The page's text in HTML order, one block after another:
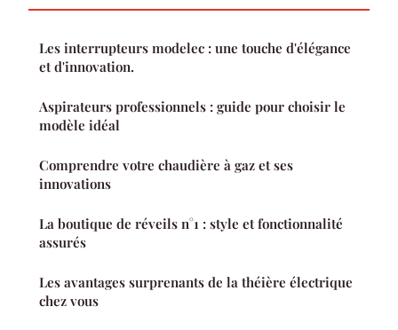
Les interrupteurs modelec : une touche d'élégance
et d'innovation.
Aspirateurs professionnels : guide pour choisir le
modèle idéal
Comprendre votre chaudière à gaz et ses
innovations
La boutique de réveils n°1 : style et fonctionnalité
assurés
Les avantages surprenants de la théière électrique
chez vous